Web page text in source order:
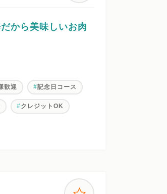
から美味しいお肉
歓迎 記念日コース
クレジットOK